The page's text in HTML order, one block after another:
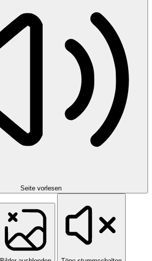
Seite vorlesen